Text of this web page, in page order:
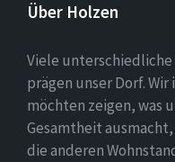
Über Holzen
Viele
prägen unser Dorf.
möchten zeigen, was
Gesamtheit
die anderen